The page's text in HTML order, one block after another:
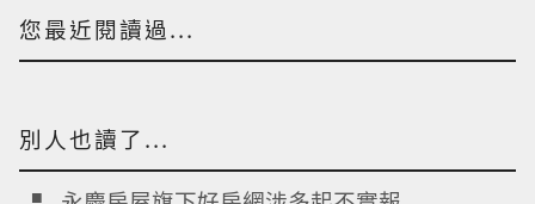
您最近閱讀過...
別人也讀了...